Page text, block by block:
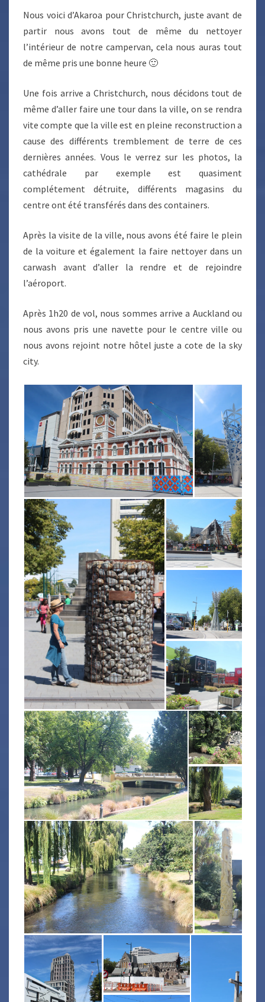
Nous voici d’Akaroa pour Christchurch, juste avant de
partir nous avons tout de même du nettoyer
l’intérieur de notre campervan, cela nous auras tout
de même pris une bonne heure 🙂
Une fois arrive a Christchurch, nous décidons tout de
même d’aller faire une tour dans la ville, on se rendra
vite compte que la ville est en pleine reconstruction a
cause des différents tremblement de terre de ces
dernières années. Vous le verrez sur les photos, la
cathédrale par exemple est quasiment
complétement détruite, différents magasins du
centre ont été transférés dans des containers.
Après la visite de la ville, nous avons été faire le plein
de la voiture et également la faire nettoyer dans un
carwash avant d’aller la rendre et de rejoindre
l’aéroport.
Après 1h20 de vol, nous sommes arrive a Auckland ou
nous avons pris une navette pour le centre ville ou
nous avons rejoint notre hôtel juste a cote de la sky
city.